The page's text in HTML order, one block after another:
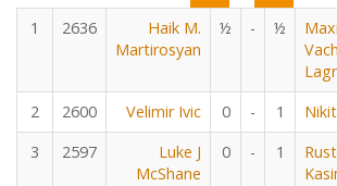
1
2636
Haik M.
Martirosyan
½ - ½
2 2600 Velimir Ivic 0 - 1
3
2597
Luke J
McShane
0 - 1